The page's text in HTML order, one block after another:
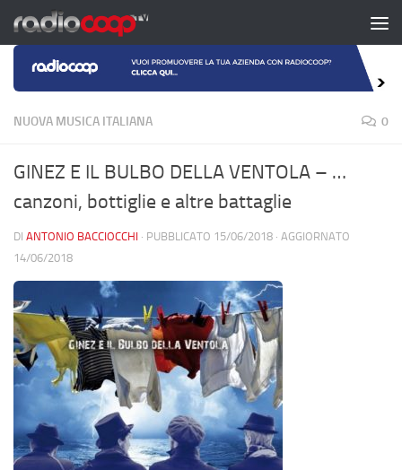
Salta al contenuto
NUOVA MUSICA ITALIANA 0
GINEZ E IL BULBO DELLA VENTOLA – …
canzoni, bottiglie e altre battaglie
DI ANTONIO BACCIOCCHI · PUBBLICATO 15/06/2018 · AGGIORNATO
14/06/2018